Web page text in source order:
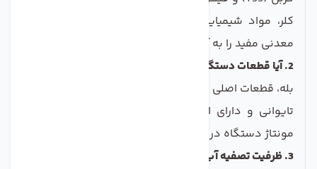
کلر، مواد شیمیایی، میکروارگانیسم‌ها را حذف و املاح
معدنی مفید را به آب اضافه می‌کند.
2. آیا قطعات دستگاه واقعاً تایوانی هستند؟
بله، قطعات اصلی مانند فیلترها، پمپ، هوزینگ و شیرآلات،
مونتاژ دستگاه در ایران انجام می‌شود.
3. ظرفیت تصفیه آب این دستگاه چقدر است؟